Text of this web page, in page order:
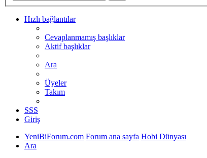
Hızlı bağlantılar
Cevaplanmamış başlıklar
Aktif başlıklar
Ara
Üyeler
Takım
SSS
Giriş
YeniBiForum.com Forum ana sayfa Hobi Dünyası
Ara